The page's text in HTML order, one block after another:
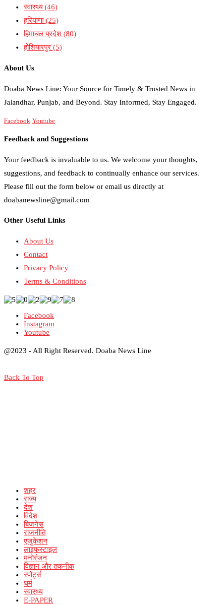
स्वास्थ्य(46)
हरियाणा(25)
हिमाचल प्रदेश (80)
होशियारपुर (5)
About Us
Doaba News Line: Your Source for Timely & Trusted News in
Jalandhar, Punjab, and Beyond. Stay Informed, Stay Engaged.
Facebook Youtube
Feedback and Suggestions
Your feedback is invaluable to us. We welcome your thoughts,
suggestions, and feedback to continually enhance our services.
Please fill out the form below or email us directly at
doabanewsline@gmail.com
Other Useful Links
About Us
Contact
Privacy Policy
Terms & Conditions
Facebook
Instagram
Youtube
@2023 - All Right Reserved. Doaba News Line
Back To Top
शहर
राज्य
देश
विदेश
बिजनेस
राजनीति
एजुकेशन
लाइफस्टाइल
मनोरंजन
विज्ञान और तकनीक
स्पोर्ट्स
धर्म
स्वास्थ्य
E-PAPER